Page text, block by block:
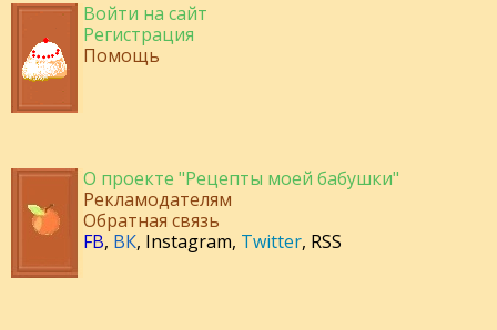
Войти на сайт
Регистрация
Помощь
О проекте "Рецепты моей бабушки"
Рекламодателям
Обратная связь
FB, ВК, Instagram, Twitter, RSS